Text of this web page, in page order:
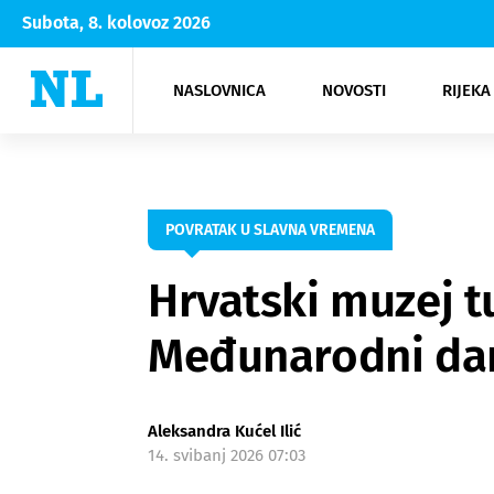
Subota, 8. kolovoz 2026
NASLOVNICA NOVOSTI
Rijeka Opatija
NK
Moda
Kultura
POVRATAK U SLAVNA VREMENA
Hrvatski muzej
Međunarodni
Aleksandra Kućel Ilić
14. svibanj 2026 07:03